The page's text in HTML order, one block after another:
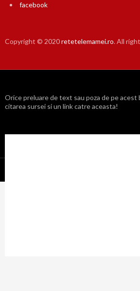
facebook
Copyright © 2020retetelemamei.ro. All
Orice preluare de text sau poza de pe acest
citarea sursei si un link catre aceasta!